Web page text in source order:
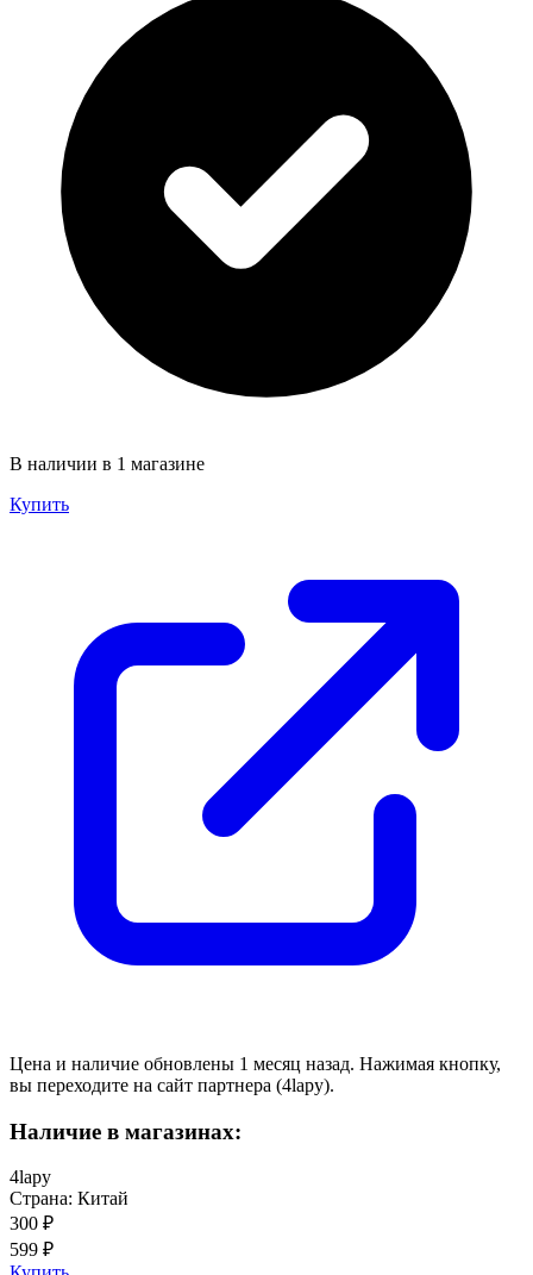
В наличии в 1 магазине
Купить
Цена и наличие обновлены 1 месяц назад. Нажимая кнопку,
вы переходите на сайт партнера (4lapy).
Наличие в магазинах:
4lapy
Страна: Китай
300 ₽
599 ₽